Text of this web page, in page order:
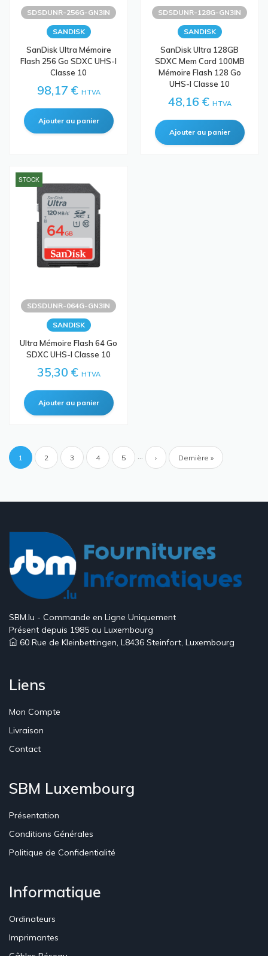
SDSDUNR-256G-GN3IN
SANDISK
SanDisk Ultra Mémoire
Flash 256 Go SDXC UHS-I
Classe 10
98,17 € HTVA
SDSDUNR-128G-GN3IN
SANDISK
SanDisk Ultra 128GB
SDXC Mem Card 100MB
Mémoire Flash 128 Go
UHS-I Classe 10
48,16 € HTVA
STOCK
SDSDUNR-064G-GN3IN
SANDISK
Ultra Mémoire Flash 64 Go
SDXC UHS-I Classe 10
35,30 € HTVA
Pagination
Page
1 Page
2 Page
3 Page
4 Page
5 … Page
› Dernière
Dernière »
SBM.lu - Commande en Ligne Uniquement
Présent depuis 1985 au Luxembourg
60 Rue de Kleinbettingen, L8436 Steinfort, Luxembourg
Liens
Mon Compte
Livraison
Contact
SBM Luxembourg
Présentation
Conditions Générales
Politique de Confidentialité
Informatique
Ordinateurs
Imprimantes